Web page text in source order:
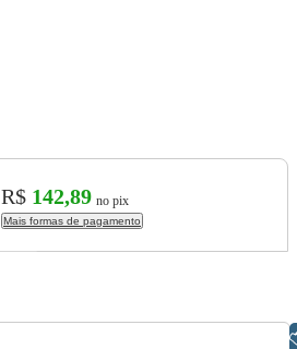
R$ 142,89 no pix
Mais formas de pagamento